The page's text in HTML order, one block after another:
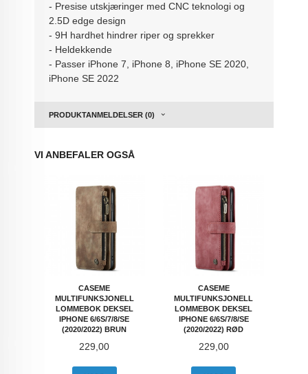
- Presise utskjæringer med CNC teknologi og
2.5D edge design
- 9H hardhet hindrer riper og sprekker
- Heldekkende
- Passer iPhone 7, iPhone 8, iPhone SE 2020,
iPhone SE 2022
PRODUKTANMELDELSER (0)
VI ANBEFALER OGSÅ
CASEME
MULTIFUNKSJONELL
LOMMEBOK DEKSEL
IPHONE 6/6S/7/8/SE
(2020/2022) BRUN
Pris
229,00
CASEME
MULTIFUNKSJONELL
LOMMEBOK DEKSEL
IPHONE 6/6S/7/8/SE
(2020/2022) RØD
Pris
229,00